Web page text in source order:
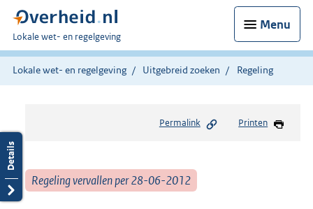
Menu
U
bent
hier:
Lokale wet- en regelgeving
Lokale wet- en regelgeving Uitgebreid zoeken Regeling
Permalink Printen
Regeling vervallen per 28-06-2012